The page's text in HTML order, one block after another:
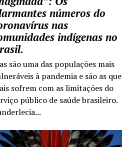
números do
nas
indígenas no
são uma das populações mais
à pandemia e são as que
sofrem com as limitações do
público de saúde brasileiro.